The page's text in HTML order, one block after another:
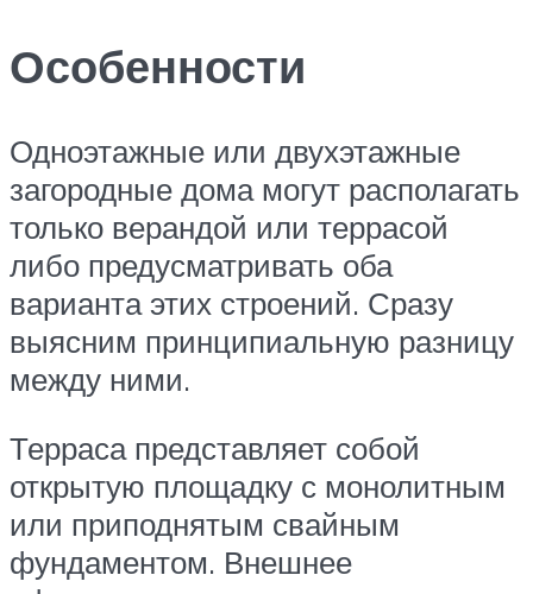
Особенности
Одноэтажные или двухэтажные
загородные дома могут располагать
только верандой или террасой
либо предусматривать оба
варианта этих строений. Сразу
выясним принципиальную разницу
между ними.
Терраса представляет собой
открытую площадку с монолитным
или приподнятым свайным
фундаментом. Внешнее